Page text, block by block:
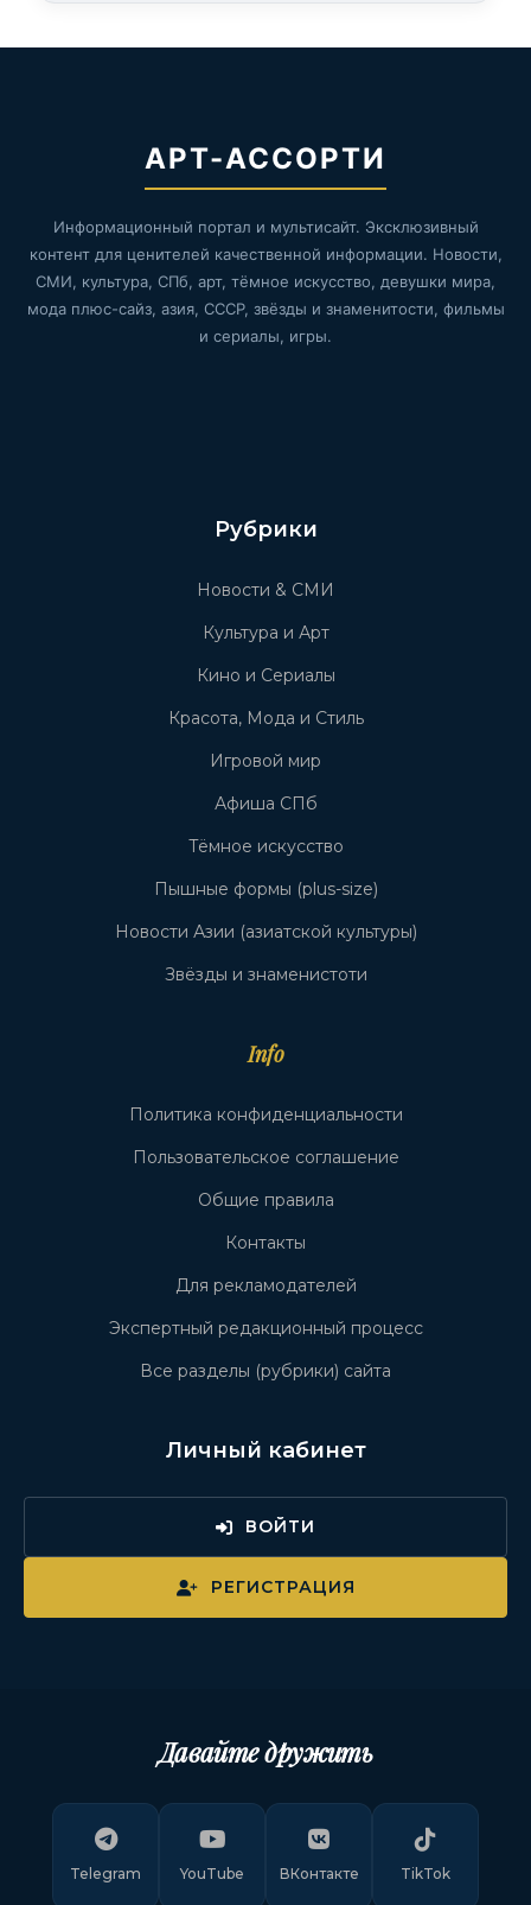
АРТ-АССОРТИ
Информационный портал и мультисайт. Эксклюзивный
контент для ценителей качественной информации. Новости,
СМИ, культура, СПб, арт, тёмное искусство, девушки мира,
мода плюс-сайз, азия, СССР, звёзды и знаменитости, фильмы
и сериалы, игры.
Рубрики
Новости & СМИ
Культура и Арт
Кино и Сериалы
Красота, Мода и Стиль
Игровой мир
Афиша СПб
Тёмное искусство
Пышные формы (plus-size)
Новости Азии (азиатской культуры)
Звёзды и знаменистоти
Info
Политика конфиденциальности
Пользовательское соглашение
Общие правила
Контакты
Для рекламодателей
Экспертный редакционный процесс
Все разделы (рубрики) сайта
Личный кабинет
ВОЙТИ
РЕГИСТРАЦИЯ
Давайте дружить
Telegram YouTube ВКонтакте TikTok